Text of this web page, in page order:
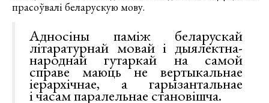
прасоўвалі беларускую мову.
Адносіны паміж беларускай
літаратурнай мовай і дыялектна-
народнай гутаркай на самой
справе маюць не вертыкальнае
іерархічнае, а гарызантальнае
і часам паралельнае становішча.